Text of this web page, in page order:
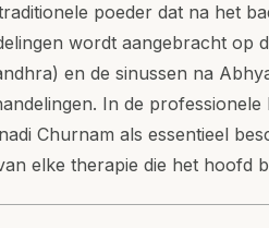
poeder dat na het
wordt aangebracht op
en de sinussen na
In de
Churnam als essentieel
elke therapie die het hoofd